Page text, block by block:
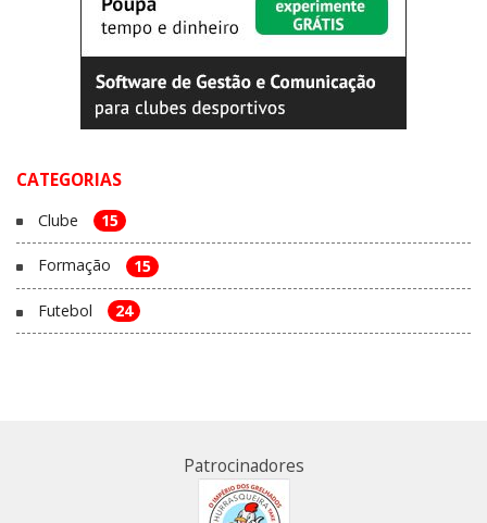
CATEGORIAS
Clube 15
Formação 15
Futebol 24
Patrocinadores